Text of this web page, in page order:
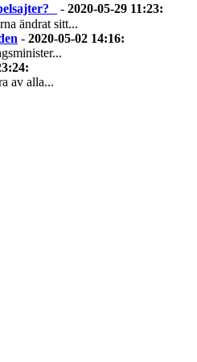
- 2020-05-29 11:23:
ändrat sitt...
- 2020-05-02 14:16:
:
av alla...